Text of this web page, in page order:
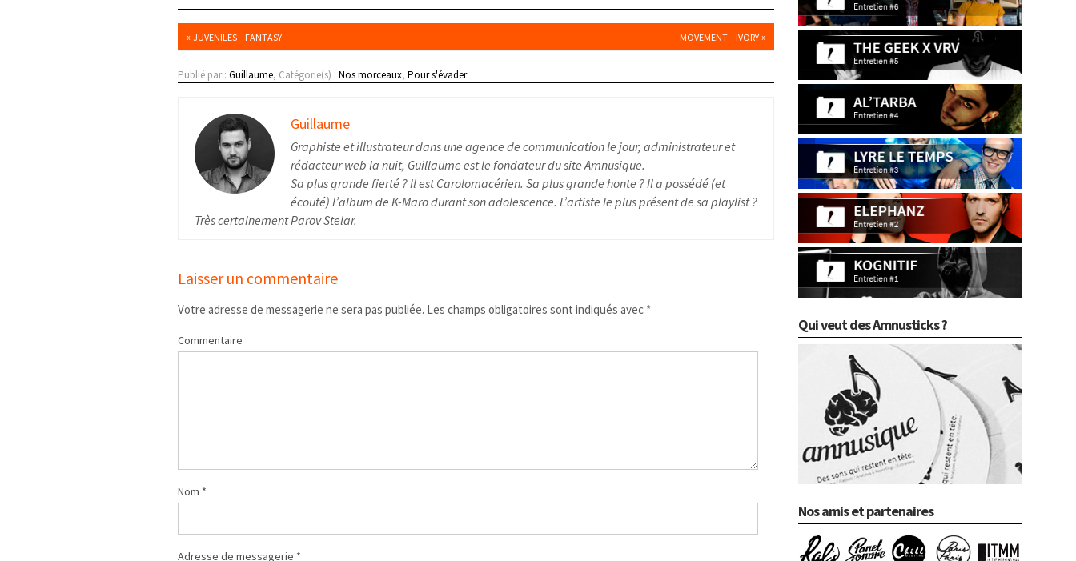
«JUVENILES – FANTASY MOVEMENT – IVORY »
Publié par :Guillaume, Catégorie(s) :Nos morceaux,Pour s'évader
Guillaume
Graphiste et illustrateur dans une agence de communication le jour, administrateur et
rédacteur web la nuit, Guillaume est le fondateur du site Amnusique.
Sa plus grande fierté ? Il est Carolomacérien. Sa plus grande honte ? Il a possédé (et
écouté) l’album de K-Maro durant son adolescence. L’artiste le plus présent de sa playlist ?
Très certainement Parov Stelar.
Laisser un commentaire
Votre adresse de messagerie ne sera pas publiée. Les champs obligatoires sont indiqués avec *
Commentaire
Nom *
Adresse de messagerie *
Qui veut des Amnusticks ?
Nos amis et partenaires